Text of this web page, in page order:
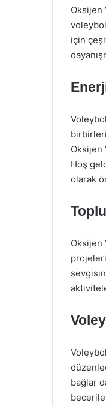
Oksijen
için
Oksijen
Hoş
olarak
Oksijen
bağlar